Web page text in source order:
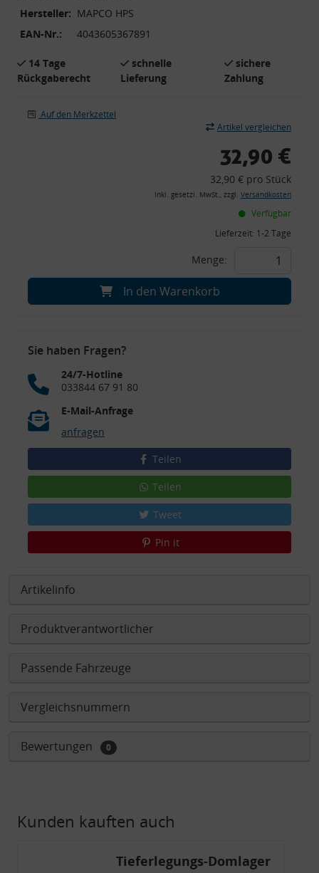
Hersteller: MAPCO HPS
EAN-Nr.:
4043605367891
14 Tage
Rückgaberecht
schnelle
Lieferung
sichere
Zahlung
Auf den Merkzettel
Artikel vergleichen
32,90 €
32,90 € pro Stück
inkl. gesetzl. MwSt., zzgl. Versandkosten
Verfügbar
Lieferzeit: 1-2 Tage
Menge:
In den Warenkorb
Sie haben Fragen?
24/7-Hotline
033844 67 91 80
E-Mail-Anfrage
anfragen
Teilen
Teilen
Tweet
Pin it
Artikelinfo
Produktverantwortlicher
Passende Fahrzeuge
Vergleichsnummern
Bewertungen 0
Kunden kauften auch
Tieferlegungs-Domlager